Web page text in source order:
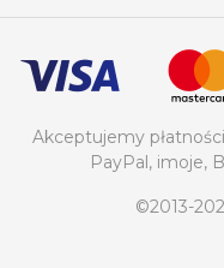
Akceptujemy
PayPal, imoje,
©2013-